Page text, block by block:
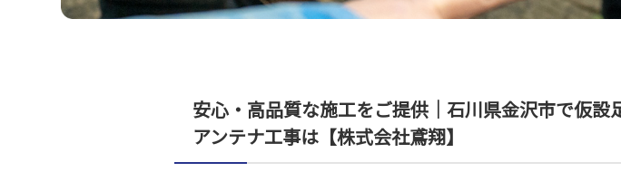
安心・高品質な施工をご提供｜石川県金沢市で仮設
アンテナ工事は【株式会社鳶翔】